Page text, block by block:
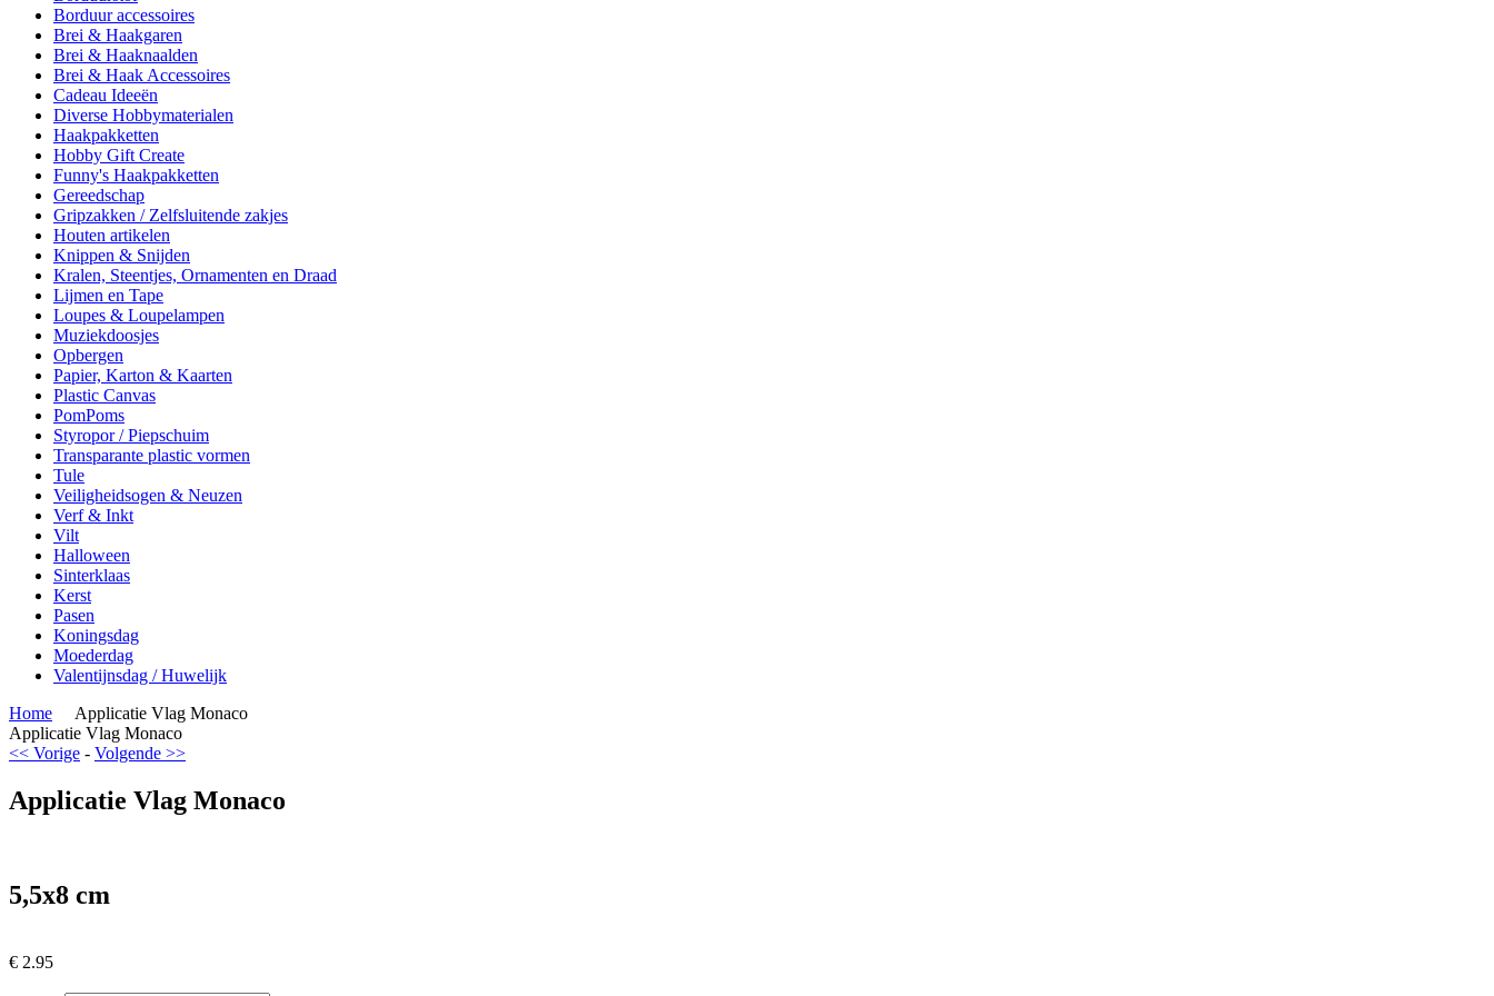
Borduur accessoires
Brei & Haakgaren
Brei & Haaknaalden
Brei & Haak Accessoires
Cadeau Ideeën
Diverse Hobbymaterialen
Haakpakketten
Hobby Gift Create
Funny's Haakpakketten
Gereedschap
Gripzakken / Zelfsluitende zakjes
Houten artikelen
Knippen & Snijden
Kralen, Steentjes, Ornamenten en Draad
Lijmen en Tape
Loupes & Loupelampen
Muziekdoosjes
Opbergen
Papier, Karton & Kaarten
Plastic Canvas
PomPoms
Styropor / Piepschuim
Transparante plastic vormen
Tule
Veiligheidsogen & Neuzen
Verf & Inkt
Vilt
Halloween
Sinterklaas
Kerst
Pasen
Koningsdag
Moederdag
Valentijnsdag / Huwelijk
Home
Applicatie Vlag Monaco
Applicatie Vlag Monaco
<< Vorige - Volgende >>
Applicatie Vlag Monaco
5,5x8 cm
€ 2.95